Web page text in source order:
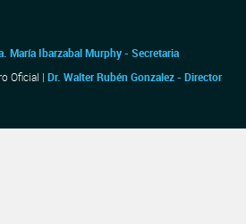
María Ibarzabal Murphy - Secretaria
Oficial | Dr. Walter Rubén Gonzalez - Director